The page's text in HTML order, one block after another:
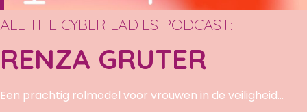
ALL THE CYBER LADIES PODCAST:
RENZA GRUTER
Een prachtig rolmodel voor vrouwen in de veiligheid...